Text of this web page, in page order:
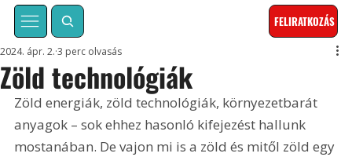
FELIRATKOZÁS
Zöld technológiák
2024. ápr. 2. 3 perc olvasás
Zöld energiák, zöld technológiák, környezetbarát
anyagok – sok ehhez hasonló kifejezést hallunk
mostanában. De vajon mi is a zöld és mitől zöld egy